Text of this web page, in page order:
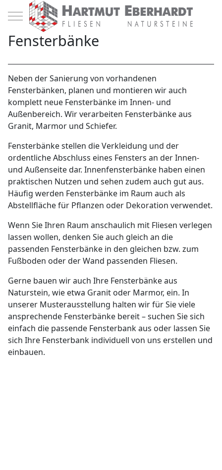
Mobile Menu Toggle
Fensterbänke
Neben der Sanierung von vorhandenen
Fensterbänken, planen und montieren wir auch
komplett neue Fensterbänke im Innen- und
Außenbereich. Wir verarbeiten Fensterbänke aus
Granit, Marmor und Schiefer.
Fensterbänke stellen die Verkleidung und der
ordentliche Abschluss eines Fensters an der Innen-
und Außenseite dar. Innenfensterbänke haben einen
praktischen Nutzen und sehen zudem auch gut aus.
Häufig werden Fensterbänke im Raum auch als
Abstellfläche für Pflanzen oder Dekoration verwendet.
Wenn Sie Ihren Raum anschaulich mit Fliesen verlegen
lassen wollen, denken Sie auch gleich an die
passenden Fensterbänke in den gleichen bzw. zum
Fußboden oder der Wand passenden Fliesen.
Gerne bauen wir auch Ihre Fensterbänke aus
Naturstein, wie etwa Granit oder Marmor, ein. In
unserer Musterausstellung halten wir für Sie viele
ansprechende Fensterbänke bereit – suchen Sie sich
einfach die passende Fensterbank aus oder lassen Sie
sich Ihre Fensterbank individuell von uns erstellen und
einbauen.